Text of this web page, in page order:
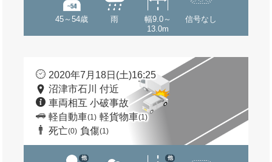
45～54歳 雨
幅9.0～
13.0m
信号なし
2020年7月18日(土)16:25
沼津市石川 付近
車両相互 小破事故
軽自動車(1) 軽貨物車(1)
死亡(0) 負傷(1)
他 他